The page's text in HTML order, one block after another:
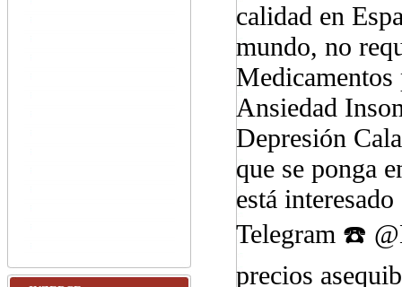
calidad en
mundo, no
Ansiedad
Depresión
que se ponga
está
Telegram ☎️
precios